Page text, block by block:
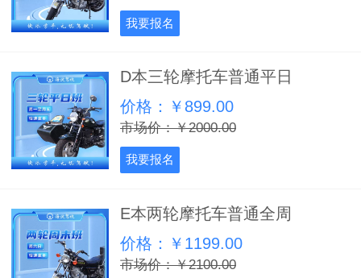
我要报名
D本三轮摩托车普通平日
价格：￥899.00
市场价：￥2000.00
我要报名
E本两轮摩托车普通全周
价格：￥1199.00
市场价：￥2100.00